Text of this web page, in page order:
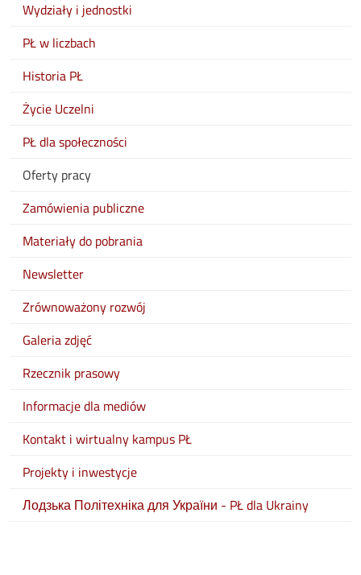
Wydziały i jednostki
PŁ w liczbach
Historia PŁ
Życie Uczelni
PŁ dla społeczności
Oferty pracy
Zamówienia publiczne
Materiały do pobrania
Newsletter
Zrównoważony rozwój
Galeria zdjęć
Rzecznik prasowy
Informacje dla mediów
Kontakt i wirtualny kampus PŁ
Projekty i inwestycje
Лодзька Політехніка для України - PŁ dla Ukrainy